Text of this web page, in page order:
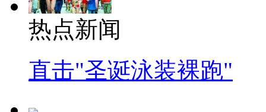
热点新闻
直击"圣诞泳装裸跑"